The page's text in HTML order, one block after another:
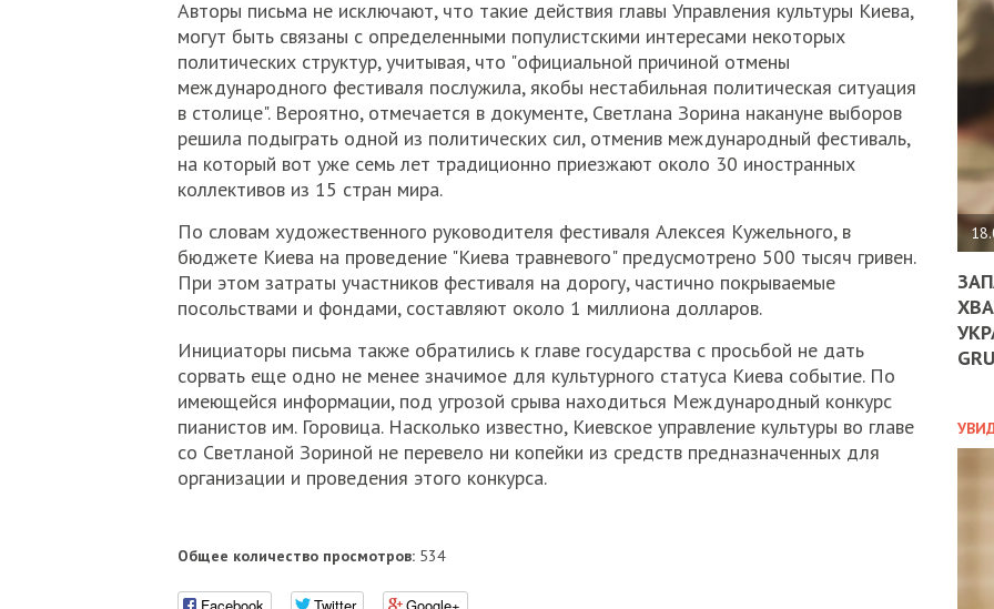
Авторы письма не исключают, что такие действия главы Управления культуры Киева,
могут быть связаны с определенными популистскими интересами некоторых
политических структур, учитывая, что "официальной причиной отмены
международного фестиваля послужила, якобы нестабильная политическая ситуация
в столице". Вероятно, отмечается в документе, Светлана Зорина накануне выборов
решила подыграть одной из политических сил, отменив международный фестиваль,
на который вот уже семь лет традиционно приезжают около 30 иностранных
коллективов из 15 стран мира.
По словам художественного руководителя фестиваля Алексея Кужельного, в
бюджете Киева на проведение "Киева травневого" предусмотрено 500 тысяч гривен.
При этом затраты участников фестиваля на дорогу, частично покрываемые
посольствами и фондами, составляют около 1 миллиона долларов.
Инициаторы письма также обратились к главе государства с просьбой не дать
сорвать еще одно не менее значимое для культурного статуса Киева событие. По
имеющейся информации, под угрозой срыва находиться Международный конкурс
пианистов им. Горовица. Насколько известно, Киевское управление культуры во главе
со Светланой Зориной не перевело ни копейки из средств предназначенных для
организации и проведения этого конкурса.
Общее количество просмотров:534
Facebook Twitter Google+
ДО
ЄС
-